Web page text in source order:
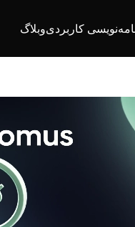
کاربردیوبلاگ